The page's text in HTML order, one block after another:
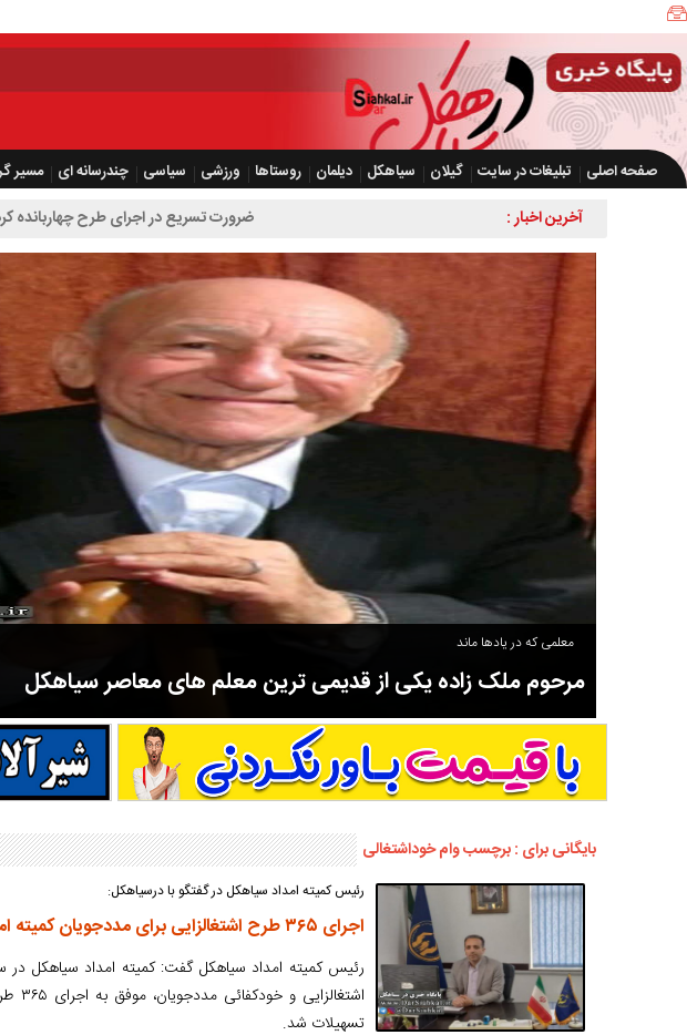
صفحه اصلی تبلیغات در سایت گیلان سیاهکل دیلمان روستاها ورزشی سیاسی چندرسانه ای مسیر
آخرین اخبار : ضرورت تسریع در اجرای طرح چهاربانده کردن محور
معلمی که در یادها ماند
مرحوم ملک زاده یکی از قدیمی ترین معلم های معاصر سیاهکل
مرحوم ملک زاده از سال ۱۳۲۷ شروع به
سوادآموزی و عضو موسس مدرسه اورنگ سیاهکل نیز بود و در سال ۱۳۵۸ بازنشست شد.
بایگانی برای : برچسب وام خوداشتغالی
رئیس کمیته امداد سیاهکل در گفتگو با درسیاهکل:
اجرای ۳۶۵ طرح اشتغالزایی برای مددجویان کمیته امداد سیاهکل در سال ۱۴۰۱
رئیس کمیته امداد سیاهکل گفت: کمیته امداد سیاهکل
تسهیلات شد.